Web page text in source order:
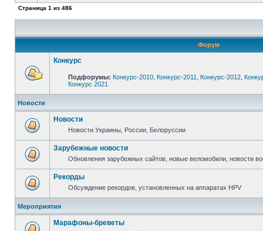
Страница 1 из 486
Форум
Конкурс
Подфорумы: Конкурс-2010 Конкурс-2011 Конкурс-2012
Конкурс 2021
Новости
Новости
Новости Украины, России, Белоруссии
Зарубежные новости
Обновления зарубежных сайтов, новые веломобили, новости
Рекорды
Обсуждение рекордов, установленных на аппаратах HPV
Мероприятия
Марафоны-бреветы